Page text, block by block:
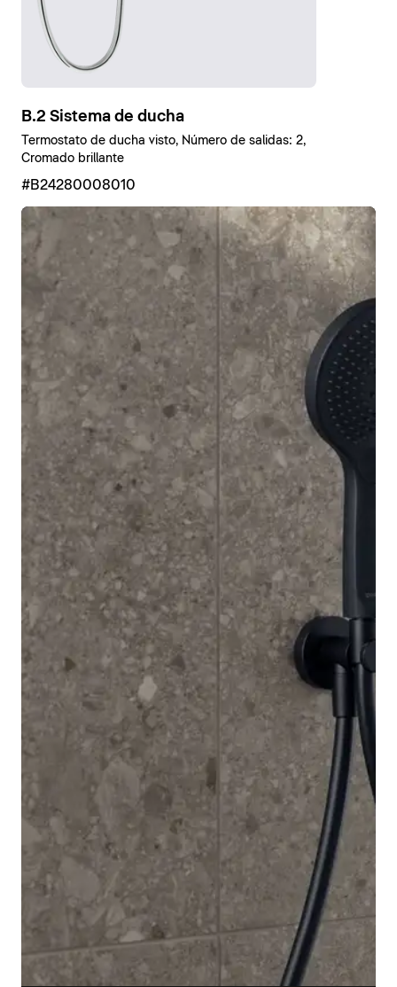
B.2 Sistema de ducha
Termostato de ducha visto, Número de salidas: 2,
Cromado brillante
#B24280008010